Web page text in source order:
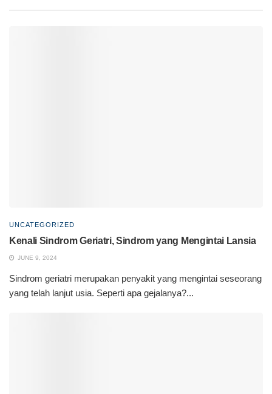
UNCATEGORIZED
Kenali Sindrom Geriatri, Sindrom yang Mengintai Lansia
JUNE 9, 2024
Sindrom geriatri merupakan penyakit yang mengintai seseorang
yang telah lanjut usia. Seperti apa gejalanya?...